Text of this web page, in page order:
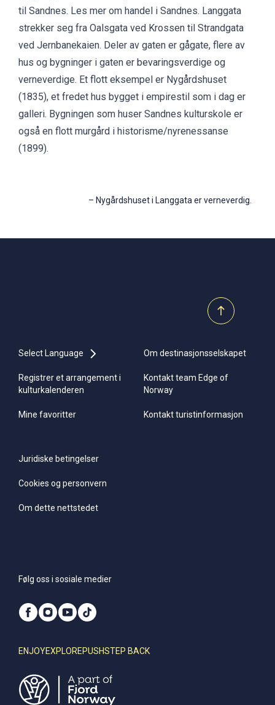
til Sandnes. Les mer om handel i Sandnes. Langgata
strekker seg fra Oalsgata ved Krossen til Strandgata
ved Jernbanekaien. Deler av gaten er gågate, flere av
hus og bygninger i gaten er bevaringsverdige og
verneverdige. Et flott eksempel er Nygårdshuset
(1835), et fredet hus bygget i empirestil som i dag er
galleri. Bygningen som huser Sandnes kulturskole er
også en flott murgård i historisme/nyrenessanse
(1899).
– Nygårdshuset i Langgata er verneverdig.
Select Language
Registrer et arrangement i
kulturkalenderen
Mine favoritter
Om destinasjonsselskapet
Kontakt team Edge of
Norway
Kontakt turistinformasjon
Juridiske betingelser
Cookies og personvern
Om dette nettstedet
Følg oss i sosiale medier
ENJOYEXPLOREPUSHSTEP BACK